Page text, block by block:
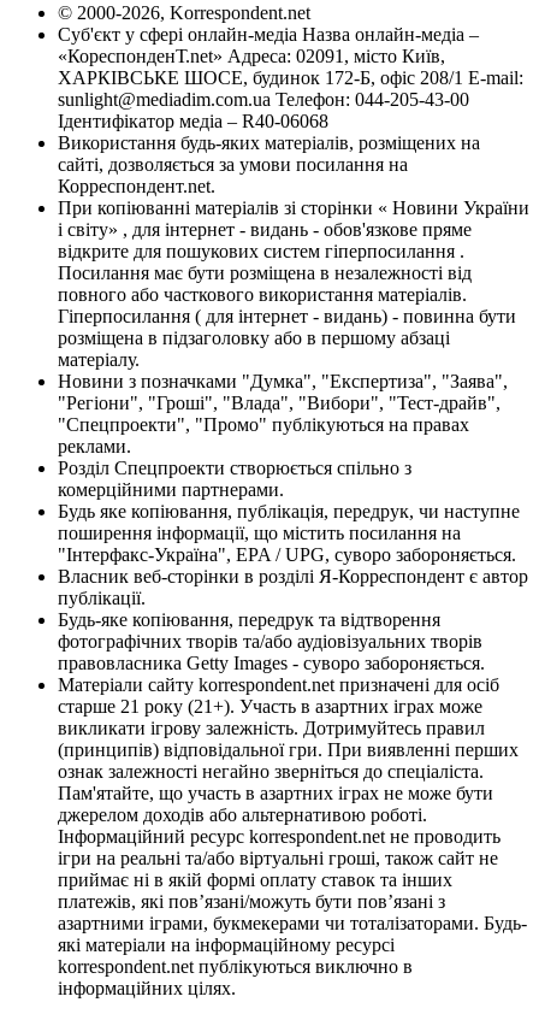
© 2000-2026, Korrespondent.net
Суб'єкт у сфері онлайн-медіа Назва онлайн-медіа –
«КореспонденТ.net» Адреса: 02091, місто Київ,
ХАРКІВСЬКЕ ШОСЕ, будинок 172-Б, офіс 208/1 E-mail:
sunlight@mediadim.com.ua Телефон: 044-205-43-00
Ідентифікатор медіа – R40-06068
Використання будь-яких матеріалів, розміщених на
сайті, дозволяється за умови посилання на
Корреспондент.net.
При копіюванні матеріалів зі сторінки « Новини України
і світу» , для інтернет - видань - обов'язкове пряме
відкрите для пошукових систем гіперпосилання .
Посилання має бути розміщена в незалежності від
повного або часткового використання матеріалів.
Гіперпосилання ( для інтернет - видань) - повинна бути
розміщена в підзаголовку або в першому абзаці
матеріалу.
Новини з позначками "Думка", "Експертиза", "Заява",
"Регіони", "Гроші", "Влада", "Вибори", "Тест-драйв",
"Спецпроекти", "Промо" публікуються на правах
реклами.
Розділ Спецпроекти створюється спільно з
комерційними партнерами.
Будь яке копіювання, публікація, передрук, чи наступне
поширення інформації, що містить посилання на
"Інтерфакс-Україна", EPA / UPG, суворо забороняється.
Власник веб-сторінки в розділі Я-Корреспондент є автор
публікації.
Будь-яке копіювання, передрук та відтворення
фотографічних творів та/або аудіовізуальних творів
правовласника Getty Images - суворо забороняється.
Матеріали сайту korrespondent.net призначені для осіб
старше 21 року (21+). Участь в азартних іграх може
викликати ігрову залежність. Дотримуйтесь правил
(принципів) відповідальної гри. При виявленні перших
ознак залежності негайно зверніться до спеціаліста.
Пам'ятайте, що участь в азартних іграх не може бути
джерелом доходів або альтернативою роботі.
Інформаційний ресурс korrespondent.net не проводить
ігри на реальні та/або віртуальні гроші, також сайт не
приймає ні в якій формі оплату ставок та інших
платежів, які пов’язані/можуть бути пов’язані з
азартними іграми, букмекерами чи тоталізаторами. Будь-
які матеріали на інформаційному ресурсі
korrespondent.net публікуються виключно в
інформаційних цілях.